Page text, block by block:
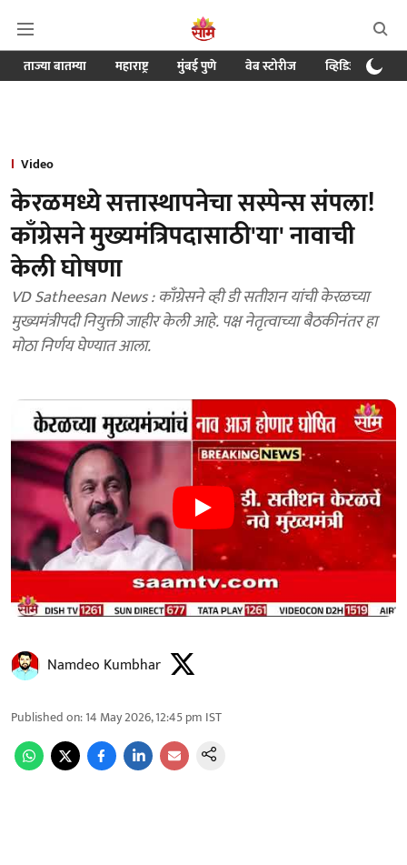
ताज्या बातम्या महाराष्ट्र मुंबई पुणे वेब स्टोरीज व्हिडिओ
Video
केरळमध्ये सत्तास्थापनेचा सस्पेन्स संपला!
काँग्रेसने मुख्यमंत्रिपदासाठी'या' नावाची
केली घोषणा
VD Satheesan News : काँग्रेसने व्ही डी सतीशन यांची केरळच्या
मुख्यमंत्रीपदी नियुक्ती जाहीर केली आहे. पक्ष नेतृत्वाच्या बैठकीनंतर हा
मोठा निर्णय घेण्यात आला.
Namdeo Kumbhar
Published on:14 May 2026, 12:45 pm IST